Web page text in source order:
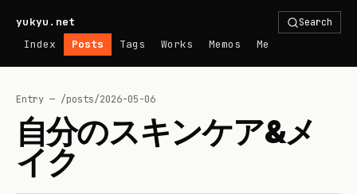
yukyu.net Search
Index Posts Tags Works Memos Me
Entry — /posts/2026-05-06
自分のスキンケア&メ
イク